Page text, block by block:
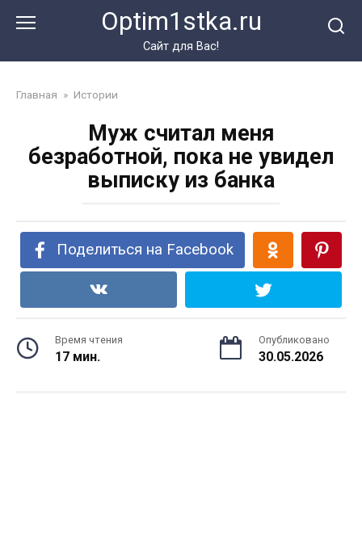
Optim1stka.ru
Сайт для Вас!
Главная » Истории
Муж считал меня
безработной, пока не увидел
выписку из банка
Поделиться на Facebook
Время чтения
17 мин.
Опубликовано
30.05.2026